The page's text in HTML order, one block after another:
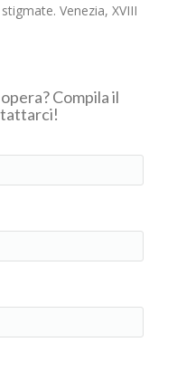
Venezia, XVIII
Compila il